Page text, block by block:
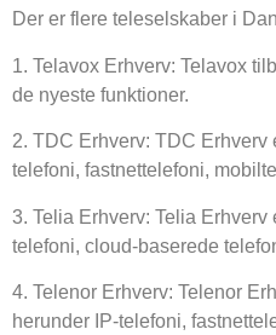
Der er flere teleselskaber i
1. Telavox Erhverv: Telavox
de nyeste funktioner.
2. TDC Erhverv: TDC
telefoni, fastnettelefoni,
3. Telia Erhverv: Telia
telefoni, cloud-baserede
4. Telenor Erhverv: Telenor
herunder IP-telefoni,